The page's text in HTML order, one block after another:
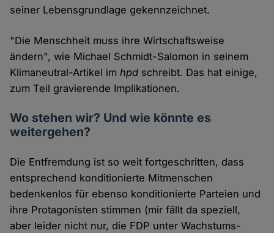
seiner Lebensgrundlage gekennzeichnet.
"Die Menschheit muss ihre Wirtschaftsweise
ändern", wie Michael Schmidt-Salomon in seinem
Klimaneutral-Artikel imhpd schreibt. Das hat einige,
zum Teil gravierende Implikationen.
Wo stehen wir? Und wie könnte es
weitergehen?
Die Entfremdung ist so weit fortgeschritten, dass
entsprechend konditionierte Mitmenschen
bedenkenlos für ebenso konditionierte Parteien und
ihre Protagonisten stimmen (mir fällt da speziell,
aber leider nicht nur, die FDP unter Wachstums-